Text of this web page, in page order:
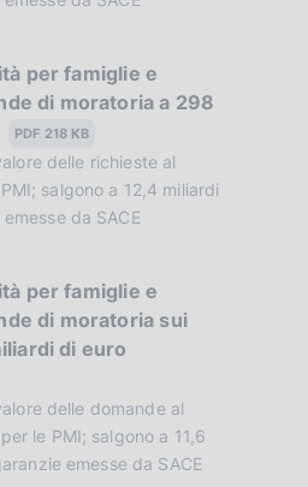
per famiglie e
di moratoria a 298
PDF 218 KB
delle richieste al
salgono a 12,4 miliardi
da SACE
per famiglie e
di moratoria sui
di euro
delle domande al
le PMI; salgono a 11,6
emesse da SACE